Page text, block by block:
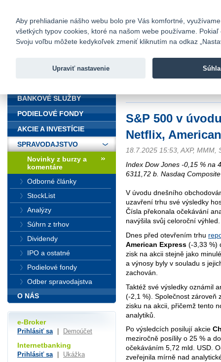
Fio banka
Fio banka
S&P 500 v
Netflix,
18.7.2025 15:53, AXP, MMM,
Index Dow Jones -0,15 % na
6311,72 b. Nasdaq
V úvodu dnešního
uzavření trhu své výsledky
Čísla překonala očekávání
navýšila svůj celoroční výhled.
Dnes před otevřením trhu
American Express (-3,33 %)
zisk na akcii stejně jako
a výnosy byly v souladu s
zachován.
Taktéž své výsledky oznámil
(-2,1 %). Společnost zároveň
zisku na akcii, přičemž tento
analytiků.
Po výsledcích posilují akcie
meziročně posílily o 25 % a
očekáváním 5,72 mld. USD.
zveřejnila mírně nad
BANKOVÉ SLUŽBY
PODIELOVÉ FONDY
AKCIE A INVESTÍCIE
SPRAVODAJSTVO
Novinky z burzy a
komentáre
Odborné články
StockList
Analýzy
Súhrn z trhov
Dividendy
IPO a ostatné
Podielové fondy
Odber spravodajstva
O NÁS
e-Broker
Prihlásiť sa Demoúčet
Internetbanking
Prihlásiť sa Ukážka
Aby prehliadanie nášho webu bolo pre Vás komfortné,
všetkých typov cookies, ktoré na našom webe používame.
Svoju voľbu môžete kedykoľvek zmeniť kliknutím na odkaz
Upraviť nastavenie